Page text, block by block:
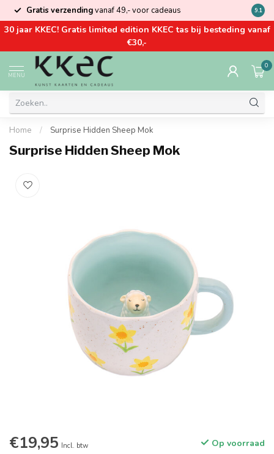
Gratis verzendingvanaf 49,- voor cadeaus Kom
9.1
30 jaar KKEC! Gratis limited edition KKEC tas bij besteding vanaf
€30,-
MENU
0
Home / Surprise Hidden Sheep Mok
Surprise Hidden Sheep Mok
€19,95 Incl. btw Op voorraad